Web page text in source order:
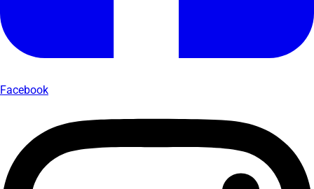
Facebook